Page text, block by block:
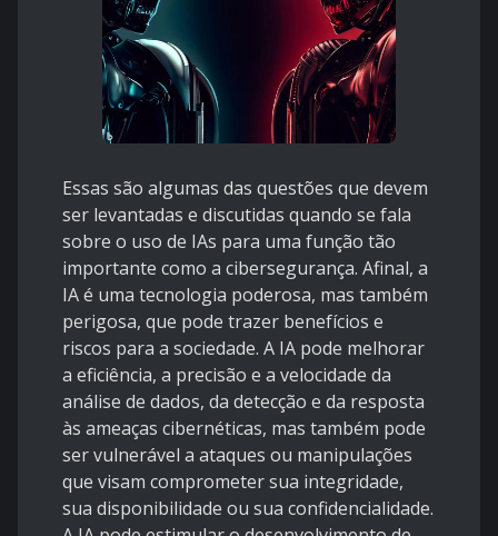
Essas são algumas das questões que devem
ser levantadas e discutidas quando se fala
sobre o uso de IAs para uma função tão
importante como a cibersegurança. Afinal, a
IA é uma tecnologia poderosa, mas também
perigosa, que pode trazer benefícios e
riscos para a sociedade. A IA pode melhorar
a eficiência, a precisão e a velocidade da
análise de dados, da detecção e da resposta
às ameaças cibernéticas, mas também pode
ser vulnerável a ataques ou manipulações
que visam comprometer sua integridade,
sua disponibilidade ou sua confidencialidade.